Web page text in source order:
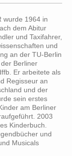
wurde 1964 in
dem Abitur
und Taxifahrer,
und
an der TU-Berlin
Berliner
Er arbeitete als
Regisseur an
und der
sein erstes
am Berliner
2003
Kinderbuch.
und
Musicals